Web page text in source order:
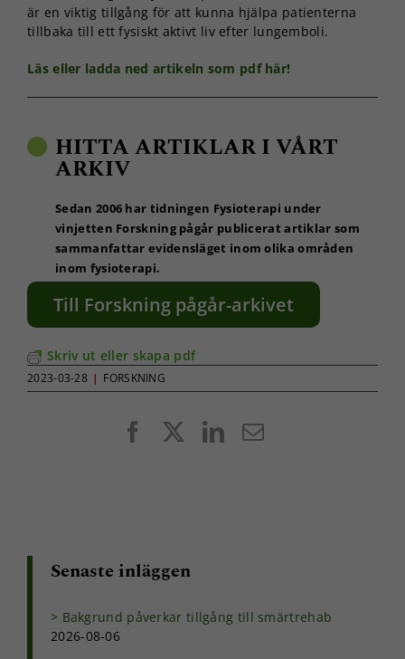
är en viktig tillgång för att kunna hjälpa patienterna
tillbaka till ett fysiskt aktivt liv efter lungemboli.
Läs eller ladda ned artikeln som pdf här!
HITTA ARTIKLAR I VÅRT
ARKIV
Sedan 2006 har tidningen Fysioterapi under
vinjetten Forskning pågår publicerat artiklar som
sammanfattar evidensläget inom olika områden
inom fysioterapi.
Till Forskning pågår-arkivet
Skriv ut eller skapa pdf
2023-03-28 | FORSKNING
FacebookLinkedIn
E-
Senaste inläggen
Bakgrund påverkar tillgång till smärtrehab
2026-08-06